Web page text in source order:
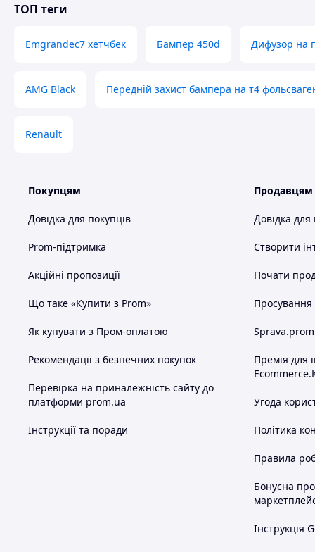
ТОП теги
Emgrandec7 хетчбек Бампер 450d Дифузор на
AMG Black Передній захист бампера на т4
Renault
Покупцям
Довідка для покупців
Prom-підтримка
Акційні пропозиції
Що таке «Купити з Prom»
Як купувати з Пром-оплатою
Рекомендації з безпечних покупок
Перевірка на приналежність сайту до
платформи prom.ua
Інструкції та поради
Продавцям
Довідка для
Створити
Почати
Просування
Премія для
Угода
Політика
Правила
Бонусна
Інструкція